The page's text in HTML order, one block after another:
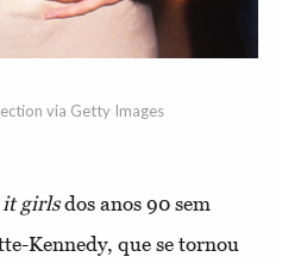
via Getty Images
it girlsdos anos 90 sem
Kennedy, que se tornou